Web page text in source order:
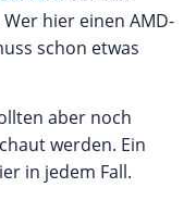
hier einen AMD-
schon etwas
aber noch
werden. Ein
in jedem Fall.